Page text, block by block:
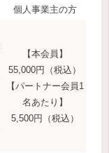
個人事業主の方
【本会員】
55,000円（税込）
【パートナー会員1
名あたり】
5,500円（税込）